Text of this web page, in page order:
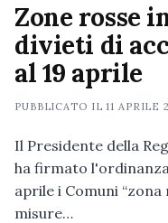
Zone rosse
divieti di
al 19 aprile
PUBBLICATO IL11 APRILE
Il Presidente della
ha firmato
aprile i Comuni
misure…